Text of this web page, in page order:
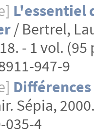
L'essentiel
/ Bertrel,
- 1 vol. (95
947-9
Sépia,
035-4